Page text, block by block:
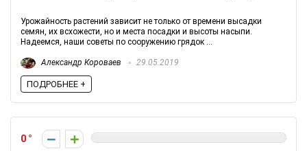
Урожайность растений зависит не только от времени высадки
семян, их всхожести, но и места посадки и высоты насыпи.
Надеемся, наши советы по сооружению грядок ...
Александр Короваев 29.05.2019
ПОДРОБНЕЕ +
0